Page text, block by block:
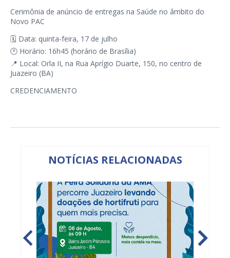
Cerimônia de anúncio de entregas na Saúde no âmbito do
Novo PAC
🗓️ Data: quinta-feira, 17 de julho
🕐 Horário: 16h45 (horário de Brasília)
📍 Local: Orla II, na Rua Aprígio Duarte, 150, no centro de
Juazeiro (BA)
CREDENCIAMENTO
NOTÍCIAS RELACIONADAS